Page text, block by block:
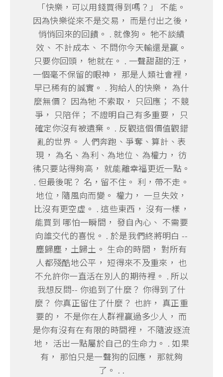
「快樂，可以用錢買得到嗎？」 不能。
因為快樂從來不是交易， 而是付出之後，
悄悄回來的回饋。 . 就像狗。 牠不談績
效、 不計成本、 不問你今天輸還是贏。
只要你回頭， 牠就在。 . 一聲甜甜的汪，
一個毫不保留的眼神， 那是人類社會裡，
早已稀有的誠實。 . 狗給人的快樂， 為什
麼無價？ 因為牠 不索取， 只回應； 不競
爭， 只陪伴； 不證明自己有多重要， 只
確定你沒有被遺棄。 . 反觀這個價值觀錯
亂的世界。 人們奔跑、爭奪、算計、表
現， 為名、為利、為地位、為權力， 彷
彿只要站得夠高， 就能離幸福更近一點。
. 但最後呢？ 名，留不住。 利，帶不走。
地位，隨風向而變。 權力， 一旦失效，
比沒有更空虛。 . 這些東西， 沒有一樣，
能買到 哪怕一瞬間， 發自內心、 不需要
向誰交代的喜悅。 . 於是我們終將明白 --
塵歸塵，土歸土。 生命的時間， 對所有
人都殘酷地公平， 短得來不及重來， 也
不允許你一直活在別人的期待裡。 . 所以
我想反問-- 你追到了什麼？ 你得到了什
麼？ 你真正留住了什麼？ 也許， 真正重
要的， 不是你在人群裡贏過多少人， 而
是你有沒有在有限的時間裡， 不隨波逐流
地， 活出一點屬於自己的生命力。 . 如果
有， 那怕只是一聲狗的回應， 那就夠
了。 . .